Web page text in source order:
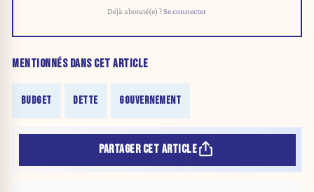
Déjà abonné(e) ?Se connecter
MENTIONNÉS DANS CET ARTICLE
BUDGET DETTE GOUVERNEMENT
PARTAGER CET ARTICLE